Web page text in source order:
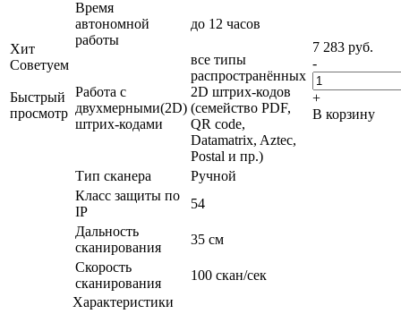
Хит
Советуем
Быстрый
просмотр
Время
автономной
работы
до 12 часов
Работа с
двухмерными(2D)
штрих-кодами
все типы
распространённых
2D штрих-кодов
(семейство PDF,
QR code,
Datamatrix, Aztec,
Postal и пр.)
Тип сканера
Ручной
Класс защиты по
IP
54
Дальность
сканирования
35 см
Скорость
сканирования
100 скан/сек
Характеристики
7 283 руб.
-
+
В корзину